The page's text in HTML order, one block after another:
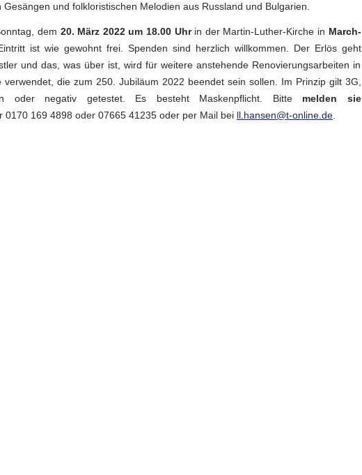
und folkloristischen Melodien aus Russland und Bulgarien.
dem 20. März 2022 um 18.00 Uhrin der Martin-Luther-Kirche in March-
ist wie gewohnt frei. Spenden sind herzlich willkommen. Der Erlös geht
und das, was über ist, wird für weitere anstehende Renovierungsarbeiten in
die zum 250. Jubiläum 2022 beendet sein sollen. Im Prinzip gilt 3G,
oder negativ getestet. Es besteht Maskenpflicht. Bitte melden
sie
0170 169 4898 oder 07665 41235 oder per Mail bei ll.hansen@t-online.de